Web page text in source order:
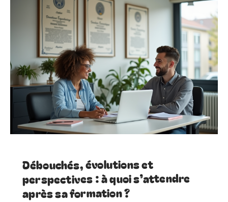
Débouchés, évolutions et
perspectives : à quoi s’attendre
après sa formation ?